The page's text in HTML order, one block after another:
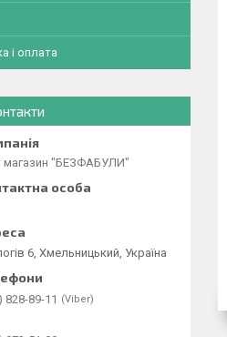
і оплата
магазин "БЕЗФАБУЛИ"
6, Хмельницький, Україна
828-89-11 Viber